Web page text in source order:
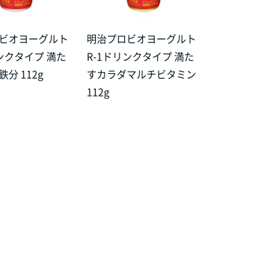
オヨーグルト
クタイプ 満た
分 112g
明治プロビオヨーグルト
R-1ドリンクタイプ 満た
すカラダマルチビタミン
112g